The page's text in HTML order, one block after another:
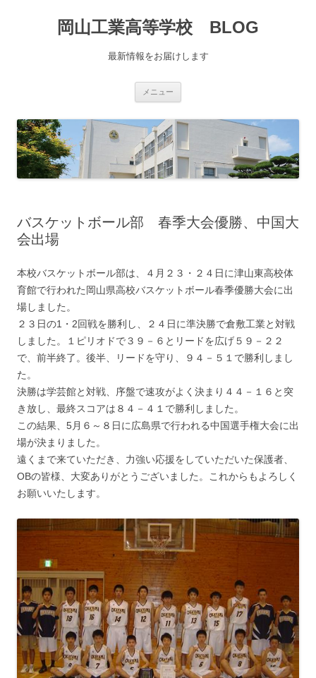
岡山工業高等学校 BLOG
最新情報をお届けします
メニュー
バスケットボール部 春季大会優勝、中国大
会出場
本校バスケットボール部は、４月２３・２４日に津山東高校体
育館で行われた岡山県高校バスケットボール春季優勝大会に出
場しました。
２３日の1・2回戦を勝利し、２４日に準決勝で倉敷工業と対戦
しました。１ピリオドで３９－６とリードを広げ５９－２２
で、前半終了。後半、リードを守り、９４－５１で勝利しまし
た。
決勝は学芸館と対戦、序盤で速攻がよく決まり４４－１６と突
き放し、最終スコアは８４－４１で勝利しました。
この結果、5月６～８日に広島県で行われる中国選手権大会に出
場が決まりました。
遠くまで来ていただき、力強い応援をしていただいた保護者、
OBの皆様、大変ありがとうございました。これからもよろしく
お願いいたします。